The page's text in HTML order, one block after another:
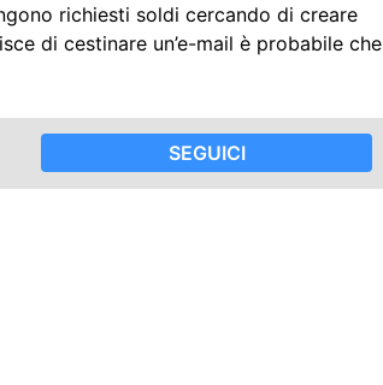
richiesti soldi cercando di creare
di cestinare un’e-mail è probabile che
SEGUICI